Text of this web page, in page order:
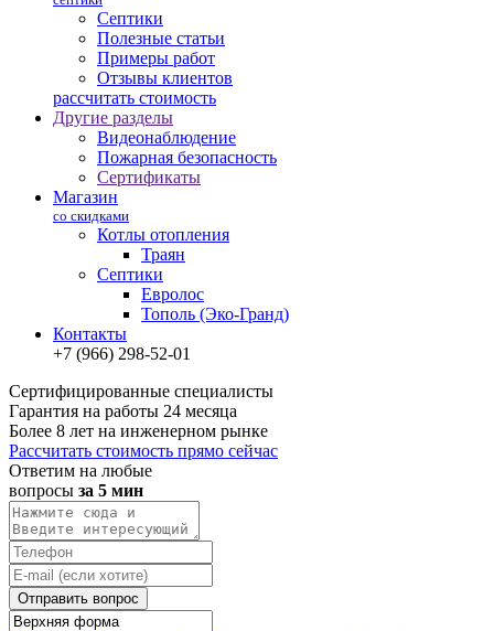
Септики
Полезные статьи
Примеры работ
Отзывы клиентов
рассчитать стоимость
Другие разделы
Видеонаблюдение
Пожарная безопасность
Сертификаты
Магазин
со скидками
Котлы отопления
Траян
Септики
Евролос
Тополь (Эко-Гранд)
Контакты
+7 (966) 298-52-01
Сертифицированные специалисты
Гарантия на работы 24 месяца
Более 8 лет на инженерном рынке
Рассчитать стоимость прямо сейчас
Ответим на любые
вопросы за 5 мин
Отправить вопрос